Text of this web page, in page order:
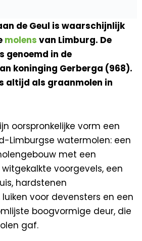
de Geul is waarschijnlijk
molens van Limburg. De
genoemd in de
koninging Gerberga (968).
altijd als graanmolen in
oorspronkelijke vorm een
Limburgse watermolen: een
met een
voorgevels, een
hardstenen
voor devensters en een
boogvormige deur, die
gaf.